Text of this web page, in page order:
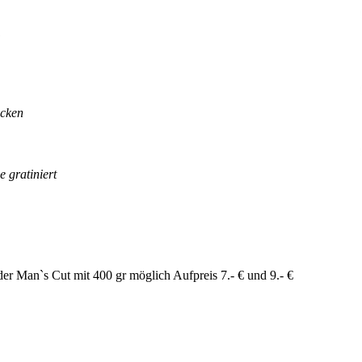
gratiniert
Man`s Cut mit 400 gr möglich Aufpreis 7.- € und 9.- €